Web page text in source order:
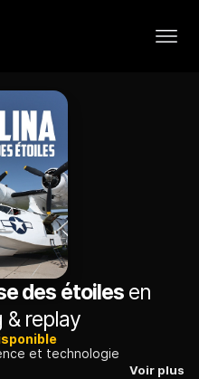
des étoiles en
& replay
et technologie
Voir plus